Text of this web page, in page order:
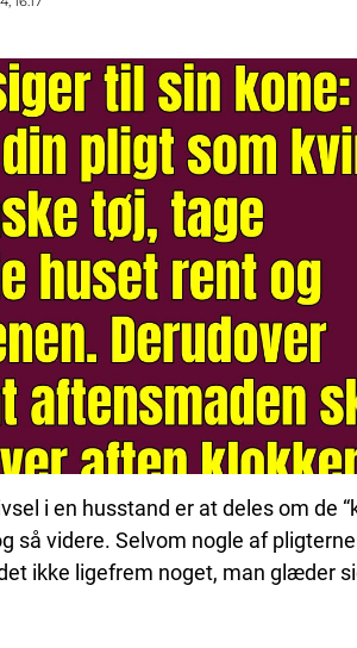
i en husstand er at deles om de
så videre. Selvom nogle af
ikke ligefrem noget, man glæder